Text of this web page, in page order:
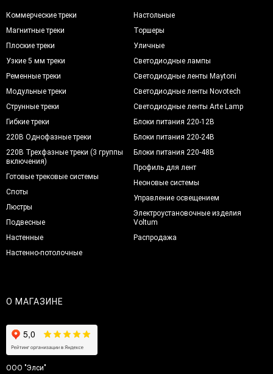
Коммерческие треки
Магнитные треки
Плоские треки
Узкие 5 мм треки
Ременные треки
Модульные треки
Струнные треки
Гибкие треки
220В Однофазные треки
220В Трехфазные треки (3 группы
включения)
Готовые трековые системы
Споты
Люстры
Подвесные
Настенные
Настенно-потолочные
Настольные
Торшеры
Уличные
Светодиодные лампы
Светодиодные ленты Maytoni
Светодиодные ленты Novotech
Светодиодные ленты Arte Lamp
Блоки питания 220-12В
Блоки питания 220-24В
Блоки питания 220-48В
Профиль для лент
Неоновые системы
Управление освещением
Электроустановочные изделия
Voltum
Распродажа
О МАГАЗИНЕ
ООО "Элси"